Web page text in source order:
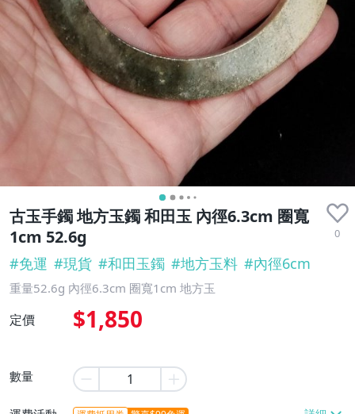
古玉手鐲 地方玉鐲 和田玉 內徑6.3cm 圈寬
1cm 52.6g
0
#免運 #現貨 #和田玉鐲 #地方玉料 #內徑6cm
重量52.6g 內徑6.3cm 圈寬1cm 地方玉
定價 $1,850
數量